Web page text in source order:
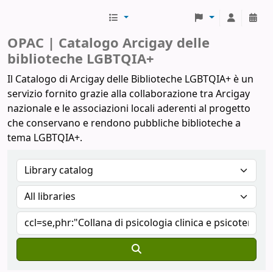
OPAC | Catalogo Arcigay delle
biblioteche LGBTQIA+
Il Catalogo di Arcigay delle Biblioteche LGBTQIA+ è un
servizio fornito grazie alla collaborazione tra Arcigay
nazionale e le associazioni locali aderenti al progetto
che conservano e rendono pubbliche biblioteche a
tema LGBTQIA+.